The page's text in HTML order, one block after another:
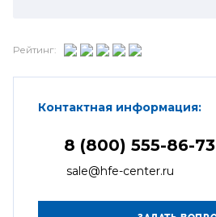
Рейтинг:
Контактная информация:
8 (800) 555-86-73
sale@hfe-center.ru